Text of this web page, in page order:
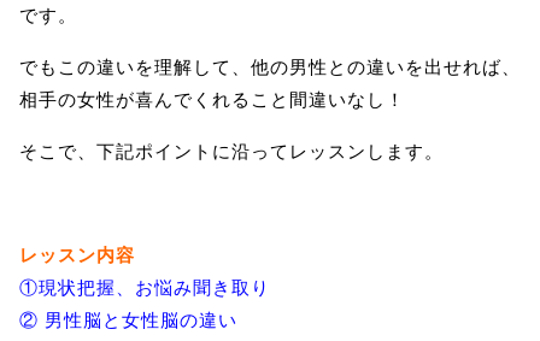
です。
でもこの違いを理解して、他の男性との違いを出せれば、
相手の女性が喜んでくれること間違いなし！
そこで、下記ポイントに沿ってレッスンします。
レッスン内容
①現状把握、お悩み聞き取り
② 男性脳と女性脳の違い